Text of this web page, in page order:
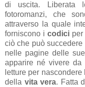
di uscita. Liberata
fotoromanzi, che
attraverso la quale
forniscono i codici
ciò che può
nelle pagine delle
apparire né vivere
letture per nascondere
della vita vera. Fatta